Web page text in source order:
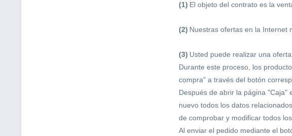
(1) El objeto del contrato es la
(2) Nuestras ofertas en la Internet
(3) Usted puede realizar una
Durante este proceso, los
compra" a través del botón
Después de abrir la página "Caja"
nuevo todos los datos
de comprobar y modificar todos
Al enviar el pedido mediante el